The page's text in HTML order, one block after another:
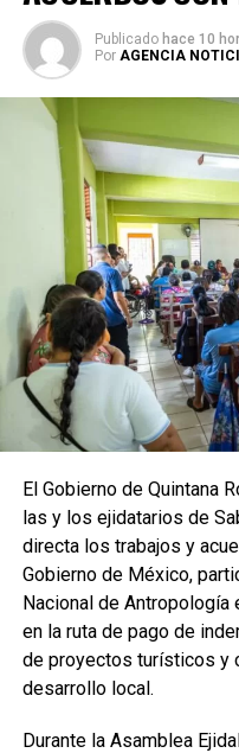
Publicado hace 10
Por AGENCIA
El Gobierno de Quintana
las y los ejidatarios de
directa los trabajos y
Gobierno de México,
Nacional de Antropología
en la ruta de pago de
de proyectos turísticos y
desarrollo local.
Durante la Asamblea